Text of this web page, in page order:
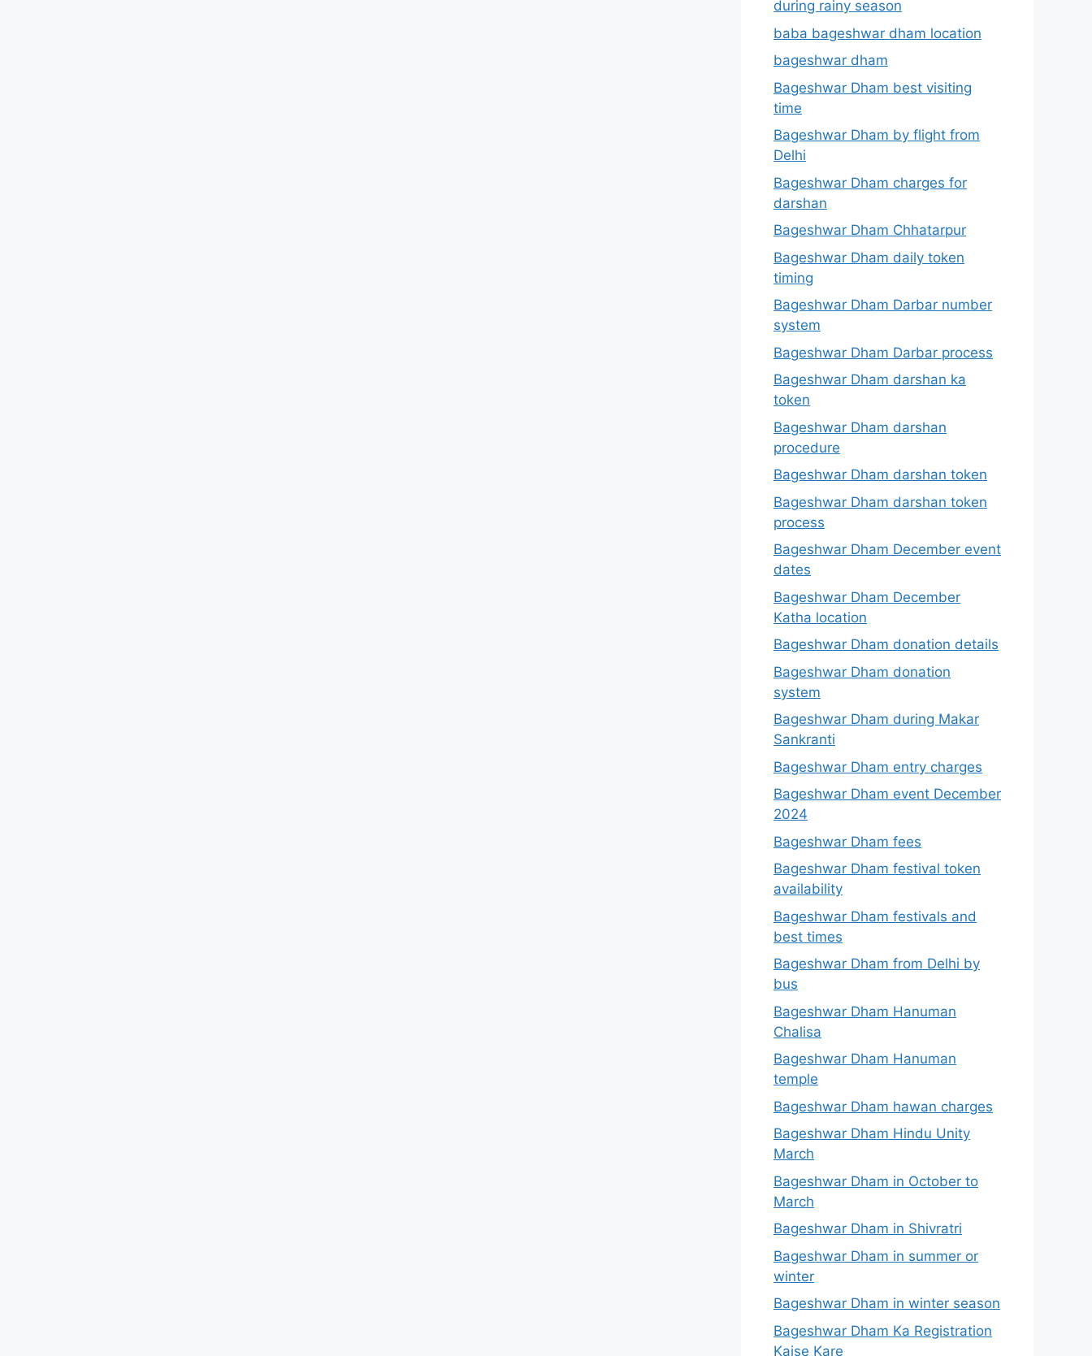
during rainy season
baba bageshwar dham location
bageshwar dham
Bageshwar Dham best visiting
time
Bageshwar Dham by flight from
Delhi
Bageshwar Dham charges for
darshan
Bageshwar Dham Chhatarpur
Bageshwar Dham daily token
timing
Bageshwar Dham Darbar number
system
Bageshwar Dham Darbar process
Bageshwar Dham darshan ka
token
Bageshwar Dham darshan
procedure
Bageshwar Dham darshan token
Bageshwar Dham darshan token
process
Bageshwar Dham December event
dates
Bageshwar Dham December
Katha location
Bageshwar Dham donation details
Bageshwar Dham donation
system
Bageshwar Dham during Makar
Sankranti
Bageshwar Dham entry charges
Bageshwar Dham event December
2024
Bageshwar Dham fees
Bageshwar Dham festival token
availability
Bageshwar Dham festivals and
best times
Bageshwar Dham from Delhi by
bus
Bageshwar Dham Hanuman
Chalisa
Bageshwar Dham Hanuman
temple
Bageshwar Dham hawan charges
Bageshwar Dham Hindu Unity
March
Bageshwar Dham in October to
March
Bageshwar Dham in Shivratri
Bageshwar Dham in summer or
winter
Bageshwar Dham in winter season
Bageshwar Dham Ka Registration
Kaise Kare